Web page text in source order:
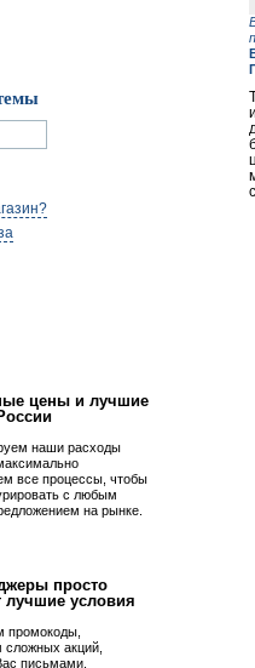
цены и лучшие
наши расходы
все процессы, чтобы
с любым
на рынке.
просто
лучшие условия
промокоды,
сложных акций,
письмами,